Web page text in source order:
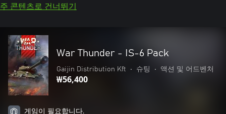
주 콘텐츠로 건너뛰기
War Thunder - IS-6 Pack
Gaijin Distribution Kft • 슈팅 • 액션 및 어드벤처
₩56,400
게임이 필요합니다.